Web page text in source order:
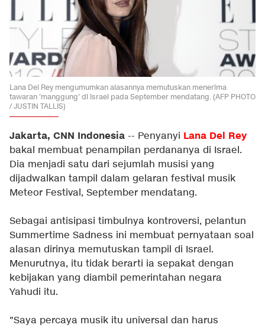
Lana Del Rey mengumumkan alasannya memutuskan menerima
tawaran 'manggung' di Israel pada September mendatang. (AFP PHOTO
/ JUSTIN TALLIS)
Jakarta, CNN Indonesia -- Penyanyi Lana Del Rey
bakal membuat penampilan perdananya di Israel.
Dia menjadi satu dari sejumlah musisi yang
dijadwalkan tampil dalam gelaran festival musik
Meteor Festival, September mendatang.
Sebagai antisipasi timbulnya kontroversi, pelantun
Summertime Sadness ini membuat pernyataan soal
alasan dirinya memutuskan tampil di Israel.
Menurutnya, itu tidak berarti ia sepakat dengan
kebijakan yang diambil pemerintahan negara
Yahudi itu.
"Saya percaya musik itu universal dan harus